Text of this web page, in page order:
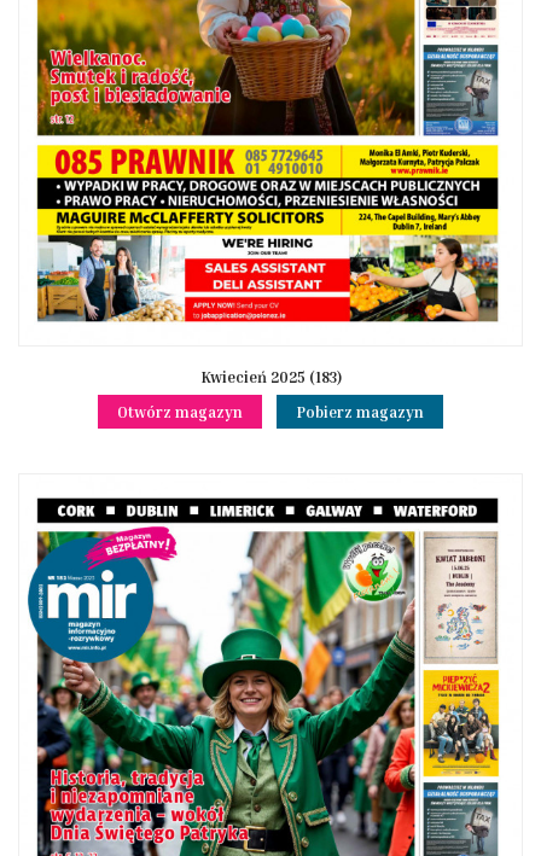
Kwiecień 2025 (183)
Otwórz magazyn
Pobierz magazyn